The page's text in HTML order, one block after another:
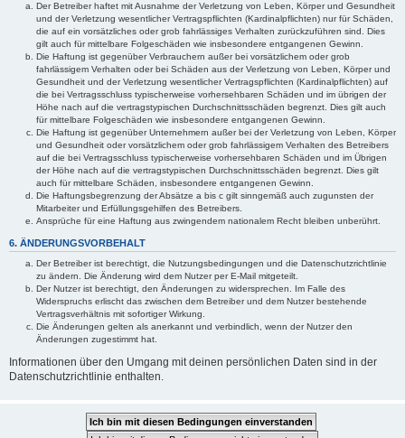
Der Betreiber haftet mit Ausnahme der Verletzung von Leben, Körper und Gesundheit
und der Verletzung wesentlicher Vertragspflichten (Kardinalpflichten) nur für Schäden,
die auf ein vorsätzliches oder grob fahrlässiges Verhalten zurückzuführen sind. Dies
gilt auch für mittelbare Folgeschäden wie insbesondere entgangenen Gewinn.
Die Haftung ist gegenüber Verbrauchern außer bei vorsätzlichem oder grob
fahrlässigem Verhalten oder bei Schäden aus der Verletzung von Leben, Körper und
Gesundheit und der Verletzung wesentlicher Vertragspflichten (Kardinalpflichten) auf
die bei Vertragsschluss typischerweise vorhersehbaren Schäden und im übrigen der
Höhe nach auf die vertragstypischen Durchschnittsschäden begrenzt. Dies gilt auch
für mittelbare Folgeschäden wie insbesondere entgangenen Gewinn.
Die Haftung ist gegenüber Unternehmern außer bei der Verletzung von Leben, Körper
und Gesundheit oder vorsätzlichem oder grob fahrlässigem Verhalten des Betreibers
auf die bei Vertragsschluss typischerweise vorhersehbaren Schäden und im Übrigen
der Höhe nach auf die vertragstypischen Durchschnittsschäden begrenzt. Dies gilt
auch für mittelbare Schäden, insbesondere entgangenen Gewinn.
Die Haftungsbegrenzung der Absätze a bis c gilt sinngemäß auch zugunsten der
Mitarbeiter und Erfüllungsgehilfen des Betreibers.
Ansprüche für eine Haftung aus zwingendem nationalem Recht bleiben unberührt.
6. ÄNDERUNGSVORBEHALT
Der Betreiber ist berechtigt, die Nutzungsbedingungen und die Datenschutzrichtlinie
zu ändern. Die Änderung wird dem Nutzer per E-Mail mitgeteilt.
Der Nutzer ist berechtigt, den Änderungen zu widersprechen. Im Falle des
Widerspruchs erlischt das zwischen dem Betreiber und dem Nutzer bestehende
Vertragsverhältnis mit sofortiger Wirkung.
Die Änderungen gelten als anerkannt und verbindlich, wenn der Nutzer den
Änderungen zugestimmt hat.
Informationen über den Umgang mit deinen persönlichen Daten sind in der
Datenschutzrichtlinie enthalten.